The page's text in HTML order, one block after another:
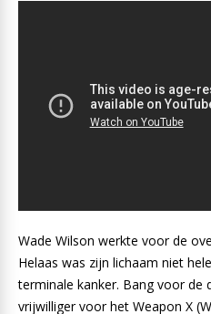
Wade Wilson werkte voor de
Helaas was zijn lichaam niet
terminale kanker. Bang voor de
vrijwilliger voor het Weapon X